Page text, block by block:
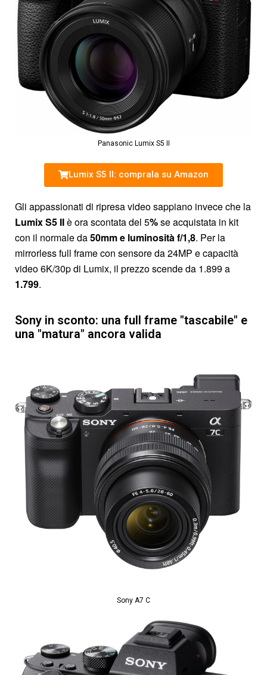
Panasonic Lumix S5 II
Lumix S5 II: comprala su Amazon
Gli appassionati di ripresa video sappiano invece che la
Lumix S5 IIè ora scontata del 5%se acquistata in kit
con il normale da50mm e luminosità f/1,8. Per la
mirrorless full frame con sensore da 24MP e capacità
video 6K/30p di Lumix, il prezzo scende da 1.899 a
1.799.
Sony in sconto: una full frame "tascabile" e
una "matura" ancora valida
Sony A7 C